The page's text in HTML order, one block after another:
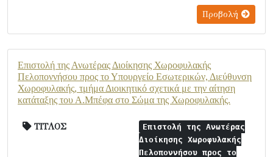
Προβολή
Επιστολή της Ανωτέρας Διοίκησης Χωροφυλακής
Πελοποννήσου προς το Υπουργείο Εσωτερικών, Διεύθυνση
Χωροφυλακής, τμήμα Διοικητικό σχετικά με την αίτηση
κατάταξης του Α.Μπέφα στο Σώμα της Χωροφυλακής.
ΤΙΤΛΟΣ
Επιστολή της Ανωτέρας
Διοίκησης Χωροφυλακής
Πελοποννήσου προς το